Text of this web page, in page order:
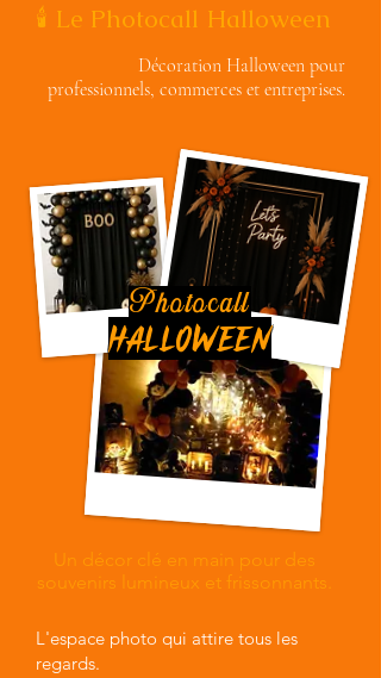
🕯️ Le Photocall Halloween
Décoration Halloween pour
professionnels, commerces et entreprises.
Photocall
HALLOWEEN
Un décor clé en main pour des
souvenirs lumineux et frissonnants.
L'espace photo qui attire tous les
regards.